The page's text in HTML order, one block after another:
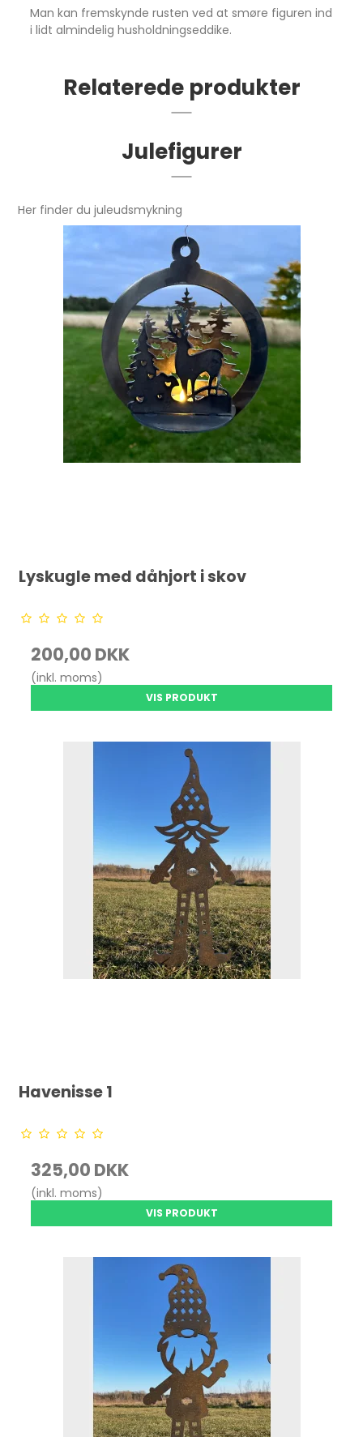
Man kan fremskynde rusten ved at smøre figuren ind
i lidt almindelig husholdningseddike.
Relaterede produkter
Julefigurer
Her finder du juleudsmykning
Lyskugle med dåhjort i skov
200,00 DKK
(inkl. moms)
VIS PRODUKT
Havenisse 1
325,00 DKK
(inkl. moms)
VIS PRODUKT